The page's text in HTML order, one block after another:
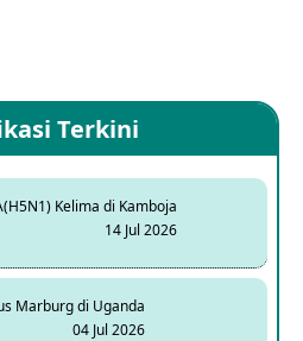
Terkini
Kelima di Kamboja
14 Jul 2026
Marburg di Uganda
04 Jul 2026